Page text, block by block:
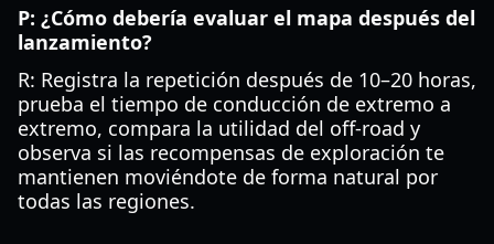
P: ¿Cómo debería evaluar el mapa después del
lanzamiento?
R: Registra la repetición después de 10–20 horas,
prueba el tiempo de conducción de extremo a
extremo, compara la utilidad del off-road y
observa si las recompensas de exploración te
mantienen moviéndote de forma natural por
todas las regiones.